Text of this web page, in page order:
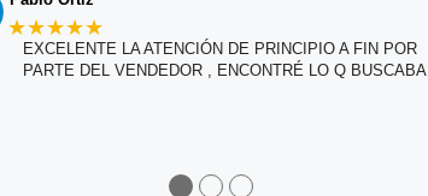
★★★★★
EXCELENTE LA ATENCIÓN DE PRINCIPIO A FIN POR
PARTE DEL VENDEDOR , ENCONTRÉ LO Q BUSCABA
●●●